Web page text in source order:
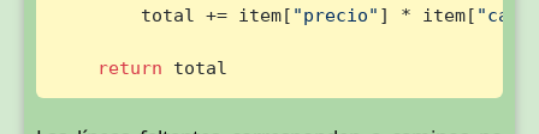
        total += item[
"precio" ] * item[
return total